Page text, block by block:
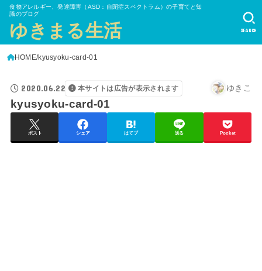
食物アレルギー、発達障害（ASD：自閉症スペクトラム）の子育てと知
識のブログ
ゆきまる生活 SEARCH
HOME kyusyoku-card-01
2020.06.22 本サイトは広告が表示されます ゆきこ
kyusyoku-card-01
ポスト シェア はてブ 送る Pocket